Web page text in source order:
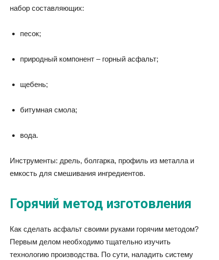
набор составляющих:
песок;
природный компонент – горный асфальт;
щебень;
битумная смола;
вода.
Инструменты: дрель, болгарка, профиль из металла и
емкость для смешивания ингредиентов.
Горячий метод изготовления
Как сделать асфальт своими руками горячим методом?
Первым делом необходимо тщательно изучить
технологию производства. По сути, наладить систему